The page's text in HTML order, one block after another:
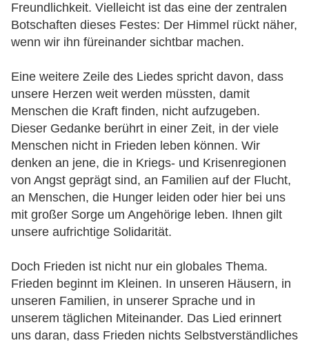
Freundlichkeit. Vielleicht ist das eine der zentralen
Botschaften dieses Festes: Der Himmel rückt näher,
wenn wir ihn füreinander sichtbar machen.
Eine weitere Zeile des Liedes spricht davon, dass
unsere Herzen weit werden müssten, damit
Menschen die Kraft finden, nicht aufzugeben.
Dieser Gedanke berührt in einer Zeit, in der viele
Menschen nicht in Frieden leben können. Wir
denken an jene, die in Kriegs- und Krisenregionen
von Angst geprägt sind, an Familien auf der Flucht,
an Menschen, die Hunger leiden oder hier bei uns
mit großer Sorge um Angehörige leben. Ihnen gilt
unsere aufrichtige Solidarität.
Doch Frieden ist nicht nur ein globales Thema.
Frieden beginnt im Kleinen. In unseren Häusern, in
unseren Familien, in unserer Sprache und in
unserem täglichen Miteinander. Das Lied erinnert
uns daran, dass Frieden nichts Selbstverständliches